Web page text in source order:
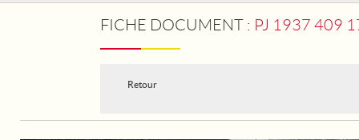
FICHE DOCUMENT : PJ 1937 409
Retour